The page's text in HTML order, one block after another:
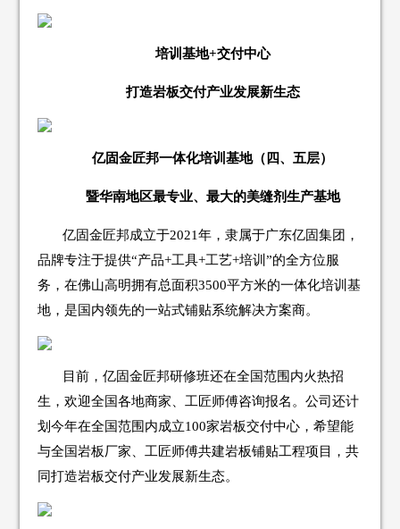
培训基地+交付中心
打造岩板交付产业发展新生态
亿固金匠邦一体化培训基地（四、五层）
暨华南地区最专业、最大的美缝剂生产基地
亿固金匠邦成立于2021年，隶属于广东亿固集团，
品牌专注于提供“产品+工具+工艺+培训”的全方位服
务，在佛山高明拥有总面积3500平方米的一体化培训基
地，是国内领先的一站式铺贴系统解决方案商。
目前，亿固金匠邦研修班还在全国范围内火热招
生，欢迎全国各地商家、工匠师傅咨询报名。公司还计
划今年在全国范围内成立100家岩板交付中心，希望能
与全国岩板厂家、工匠师傅共建岩板铺贴工程项目，共
同打造岩板交付产业发展新生态。